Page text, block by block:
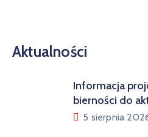
Aktualności
Informacja
bierności do
5 sierpnia